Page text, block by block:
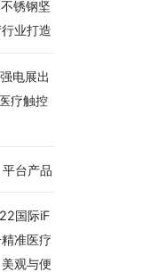
锈钢坚
业打造
电展出
疗触控
台产品
国际iF
准医疗
观与便